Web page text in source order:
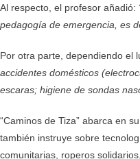
Al respecto, el profesor añadió:
pedagogía de emergencia, es
Por otra parte, dependiendo el
accidentes domésticos
escaras; higiene de sondas
“Caminos de Tiza” abarca en
también instruye sobre
comunitarias, roperos